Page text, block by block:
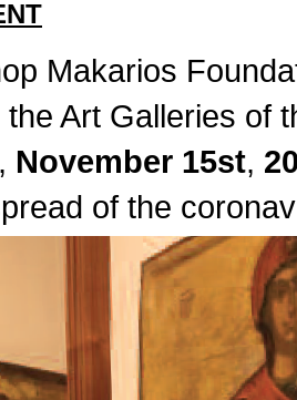
Makarios
Art Galleries of
, November 15st,
of the